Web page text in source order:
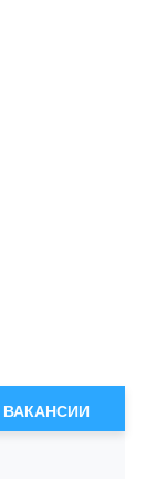
ВАКАНСИИ